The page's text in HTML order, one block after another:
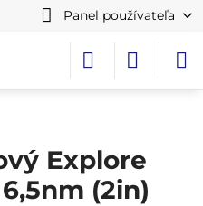
Panel používateľa
Explore
(2in)